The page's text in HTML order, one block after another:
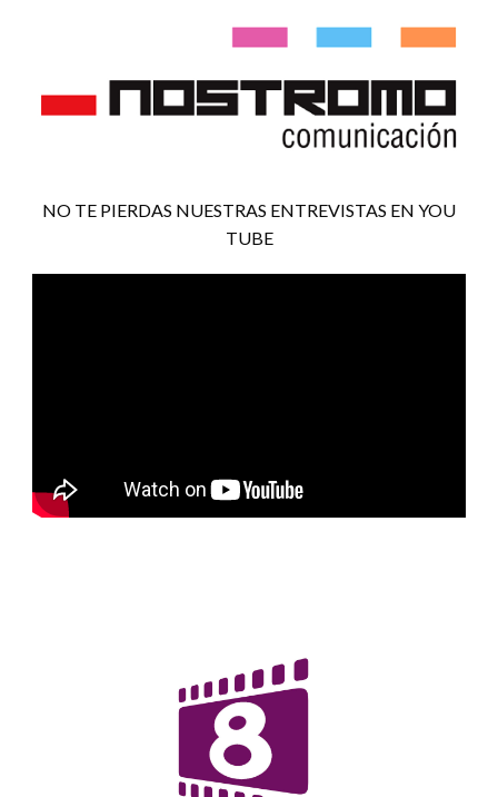
NO TE PIERDAS NUESTRAS ENTREVISTAS EN YOU
TUBE